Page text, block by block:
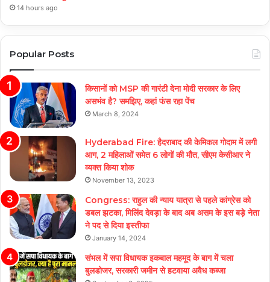
14 hours ago
Popular Posts
किसानों को MSP की गारंटी देना मोदी सरकार के लिए
असभंव है? समझिए, कहां फंस रहा पेंच
March 8, 2024
Hyderabad Fire: हैदराबाद की केमिकल गोदाम में लगी
आग, 2 महिलाओं समेत 6 लोगों की मौत, सीएम केसीआर ने
व्यक्त किया शोक
November 13, 2023
Congress: राहुल की न्याय यात्रा से पहले कांग्रेस को
डबल झटका, मिलिंद देवड़ा के बाद अब असम के इस बड़े नेता
ने पद से दिया इस्तीफा
January 14, 2024
संभल में सपा विधायक इकबाल महमूद के बाग में चला
बुलडोजर, सरकारी जमीन से हटवाया अवैध कब्जा